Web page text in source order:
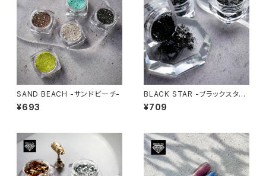
SAND BEACH -サンドビーチ-
¥693
BLACK STAR -ブラックスタ
ー-
¥709